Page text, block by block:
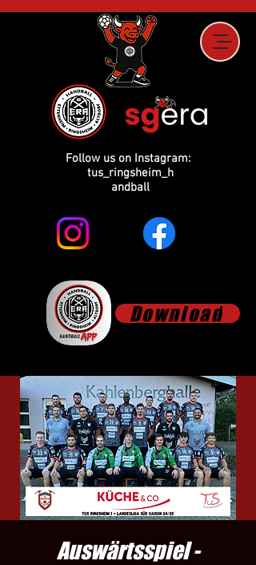
Download
Follow us on Instagram:
tus_ringsheim_h
andball
Auswärtsspiel -